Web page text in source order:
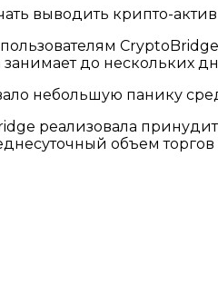
выводить крипто-
до нескольких
небольшую панику
реализовала
объем торгов